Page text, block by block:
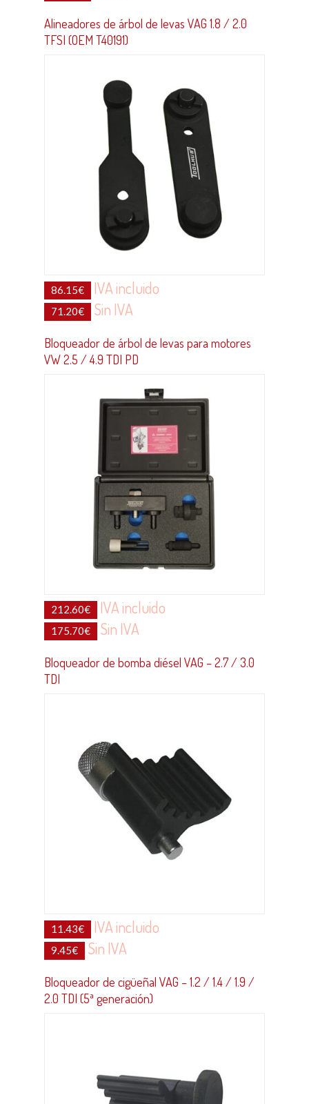
Alineadores de árbol de levas VAG 1.8 / 2.0
TFSI (OEM T40191)
86.15€ IVA incluido
71.20€ Sin IVA
Bloqueador de árbol de levas para motores
VW 2.5 / 4.9 TDI PD
212.60€ IVA incluido
175.70€ Sin IVA
Bloqueador de bomba diésel VAG – 2.7 / 3.0
TDI
11.43€ IVA incluido
9.45€ Sin IVA
Bloqueador de cigüeñal VAG – 1.2 / 1.4 / 1.9 /
2.0 TDI (5ª generación)